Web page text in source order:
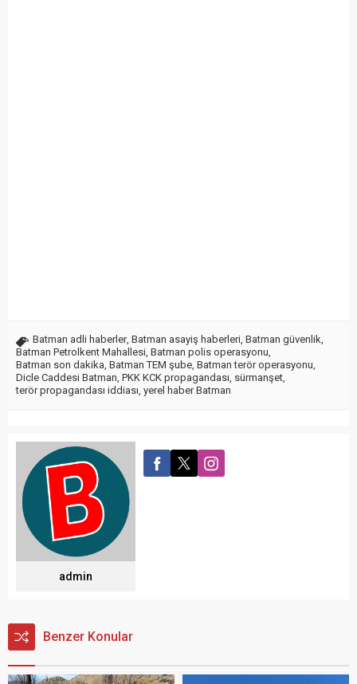
Batman adli haberler, Batman asayiş haberleri, Batman güvenlik,
Batman Petrolkent Mahallesi, Batman polis operasyonu,
Batman son dakika, Batman TEM şube, Batman terör operasyonu,
Dicle Caddesi Batman, PKK KCK propagandası, sürmanşet,
terör propagandası iddiası, yerel haber Batman
admin
Benzer Konular